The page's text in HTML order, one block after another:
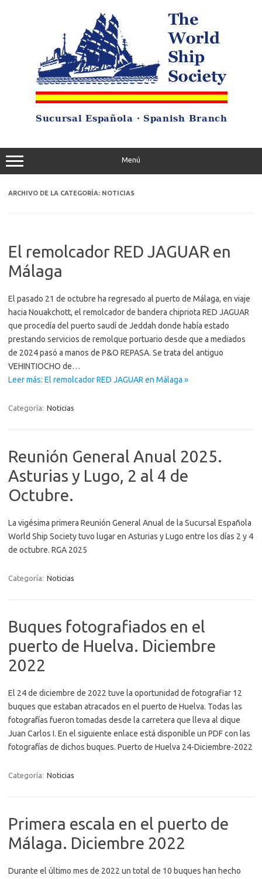
Menú
ARCHIVO DE LA CATEGORÍA: NOTICIAS
El remolcador RED JAGUAR en
Málaga
El pasado 21 de octubre ha regresado al puerto de Málaga, en viaje
hacia Nouakchott, el remolcador de bandera chipriota RED JAGUAR
que procedía del puerto saudí de Jeddah donde había estado
prestando servicios de remolque portuario desde que a mediados
de 2024 pasó a manos de P&O REPASA. Se trata del antiguo
VEHINTIOCHO de…
Leer más: El remolcador RED JAGUAR en Málaga »
Categoría: Noticias
Reunión General Anual 2025.
Asturias y Lugo, 2 al 4 de
Octubre.
La vigésima primera Reunión General Anual de la Sucursal Española
World Ship Society tuvo lugar en Asturias y Lugo entre los días 2 y 4
de octubre. RGA 2025
Categoría: Noticias
Buques fotografiados en el
puerto de Huelva. Diciembre
2022
El 24 de diciembre de 2022 tuve la oportunidad de fotografiar 12
buques que estaban atracados en el puerto de Huelva. Todas las
fotografías fueron tomadas desde la carretera que lleva al dique
Juan Carlos I. En el siguiente enlace está disponible un PDF con las
fotografías de dichos buques. Puerto de Huelva 24-Diciembre-2022
Categoría: Noticias
Primera escala en el puerto de
Málaga. Diciembre 2022
Durante el último mes de 2022 un total de 10 buques han hecho